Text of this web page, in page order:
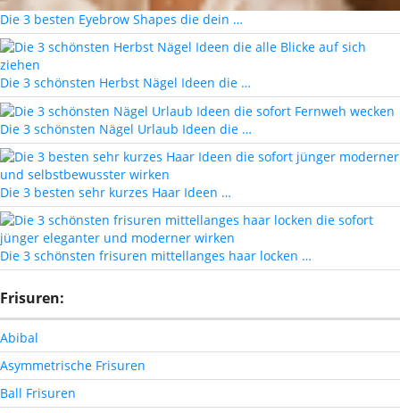
Die 3 besten Eyebrow Shapes die dein …
Die 3 schönsten Herbst Nägel Ideen die …
Die 3 schönsten Nägel Urlaub Ideen die …
Die 3 besten sehr kurzes Haar Ideen …
Die 3 schönsten frisuren mittellanges haar locken …
Frisuren:
Abibal
Asymmetrische Frisuren
Ball Frisuren